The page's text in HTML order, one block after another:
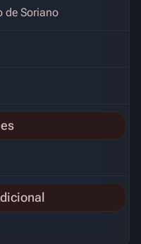
de Soriano